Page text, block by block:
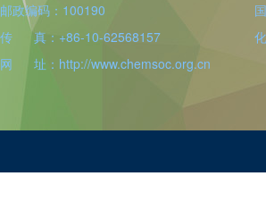
邮政编码：100190
传 真：+86-10-62568157
网 址：http://www.chemsoc.org.cn